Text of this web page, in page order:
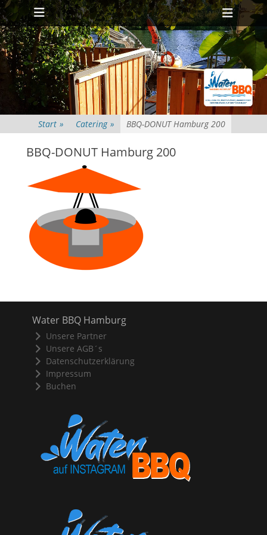
Primäres Menü
Zum
Inhalt
springen
Start » Catering » BBQ-DONUT Hamburg 200
BBQ-DONUT Hamburg 200
Water BBQ Hamburg
Unsere Partner
Unsere AGB´s
Datenschutzerklärung
Impressum
Buchen